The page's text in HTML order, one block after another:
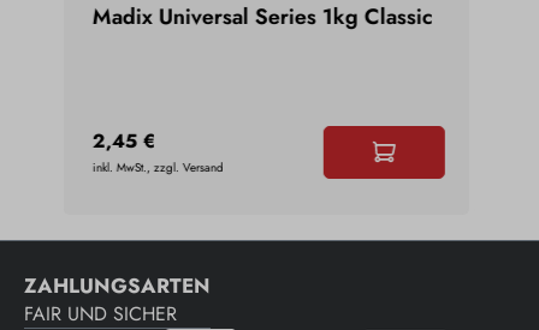
Madix Universal Series 1kg Classic
2,45 €
inkl. MwSt., zzgl. Versand
ZAHLUNGSARTEN
FAIR UND SICHER